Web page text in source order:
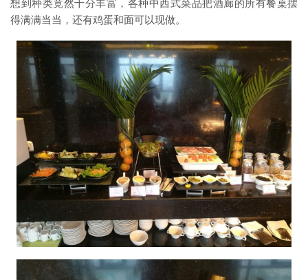
想到种类竟然十分丰富，各种中西式菜品把酒廊的所有餐桌摆
得满满当当，还有鸡蛋和面可以现做。